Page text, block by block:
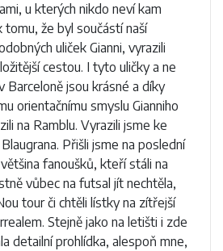
u kterých nikdo neví kam
tomu, že byl součástí naší
uliček Gianni, vyrazili
cestou. I tyto uličky a ne
Barceloně jsou krásné a díky
orientačnímu smyslu Gianniho
na Ramblu. Vyrazili jsme ke
Přišli jsme na poslední
fanoušků, kteří stáli na
vůbec na futsal jít nechtěla,
tour či chtěli lístky na zítřejší
Stejně jako na letišti i zde
detailní prohlídka, alespoň mne,